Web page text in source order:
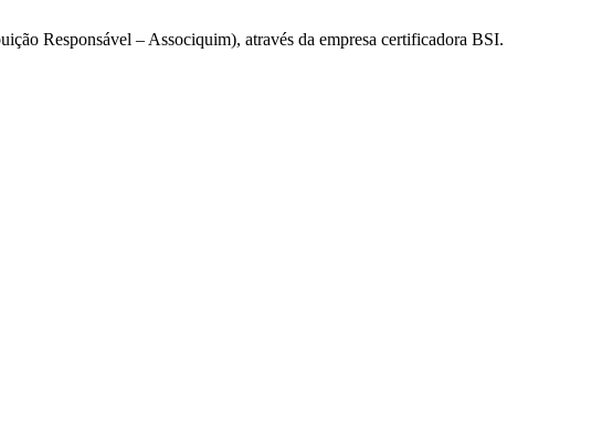
Responsável – Associquim), através da empresa certificadora BSI.